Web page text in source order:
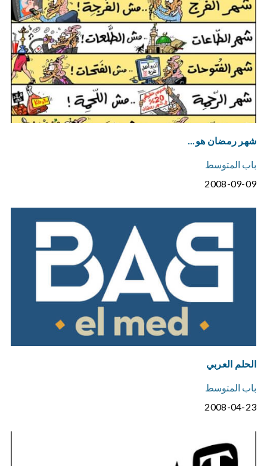
شهر رمضان هو...
باب المتوسط
2008-09-09
الحلم العربي
باب المتوسط
2008-04-23